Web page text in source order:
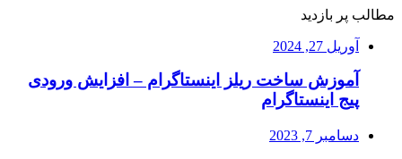
مطالب پر بازدید
آوریل 27, 2024
آموزش ساخت ریلز اینستاگرام – افزایش ورودی
پیج اینستاگرام
دسامبر 7, 2023